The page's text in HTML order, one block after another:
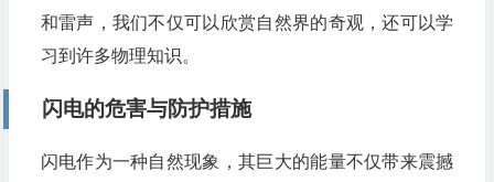
和雷声，我们不仅可以欣赏自然界的奇观，还可以学
习到许多物理知识。
闪电的危害与防护措施
闪电作为一种自然现象，其巨大的能量不仅带来震撼